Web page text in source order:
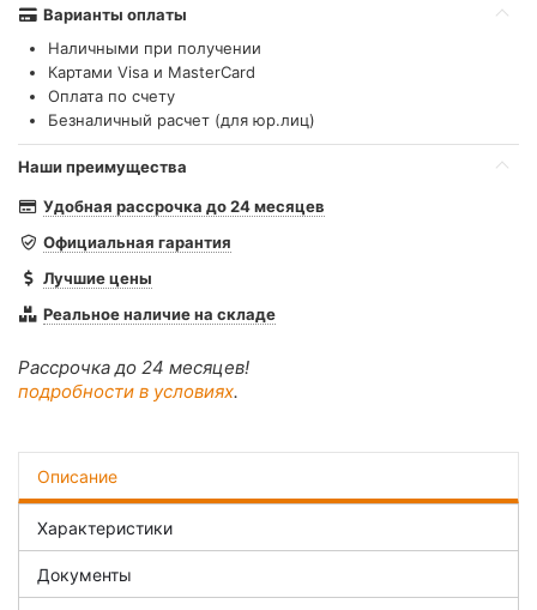
Варианты оплаты
Наличными при получении
Картами Visa и MasterCard
Оплата по счету
Безналичный расчет (для юр.лиц)
Наши преимущества
Удобная рассрочка до 24 месяцев
Официальная гарантия
Лучшие цены
Реальное наличие на складе
Рассрочка до 24 месяцев!
подробности в условиях.
Описание
Характеристики
Документы